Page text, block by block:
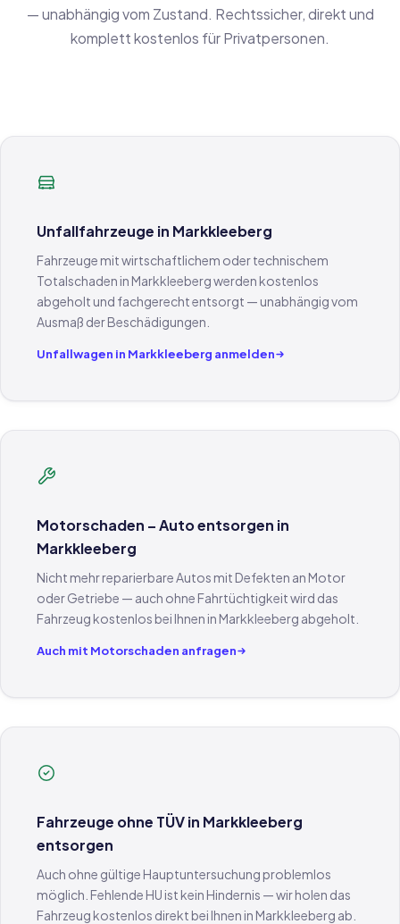
— unabhängig vom Zustand. Rechtssicher, direkt und
komplett kostenlos für Privatpersonen.
Unfallfahrzeuge in Markkleeberg
Fahrzeuge mit wirtschaftlichem oder technischem
Totalschaden in Markkleeberg werden kostenlos
abgeholt und fachgerecht entsorgt — unabhängig vom
Ausmaß der Beschädigungen.
Unfallwagen in Markkleeberg anmelden
Motorschaden – Auto entsorgen in
Markkleeberg
Nicht mehr reparierbare Autos mit Defekten an Motor
oder Getriebe — auch ohne Fahrtüchtigkeit wird das
Fahrzeug kostenlos bei Ihnen in Markkleeberg abgeholt.
Auch mit Motorschaden anfragen
Fahrzeuge ohne TÜV in Markkleeberg
entsorgen
Auch ohne gültige Hauptuntersuchung problemlos
möglich. Fehlende HU ist kein Hindernis — wir holen das
Fahrzeug kostenlos direkt bei Ihnen in Markkleeberg ab.